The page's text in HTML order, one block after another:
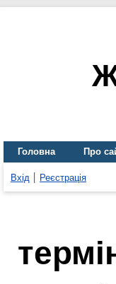
Головна Про
Вхід Реєстрація